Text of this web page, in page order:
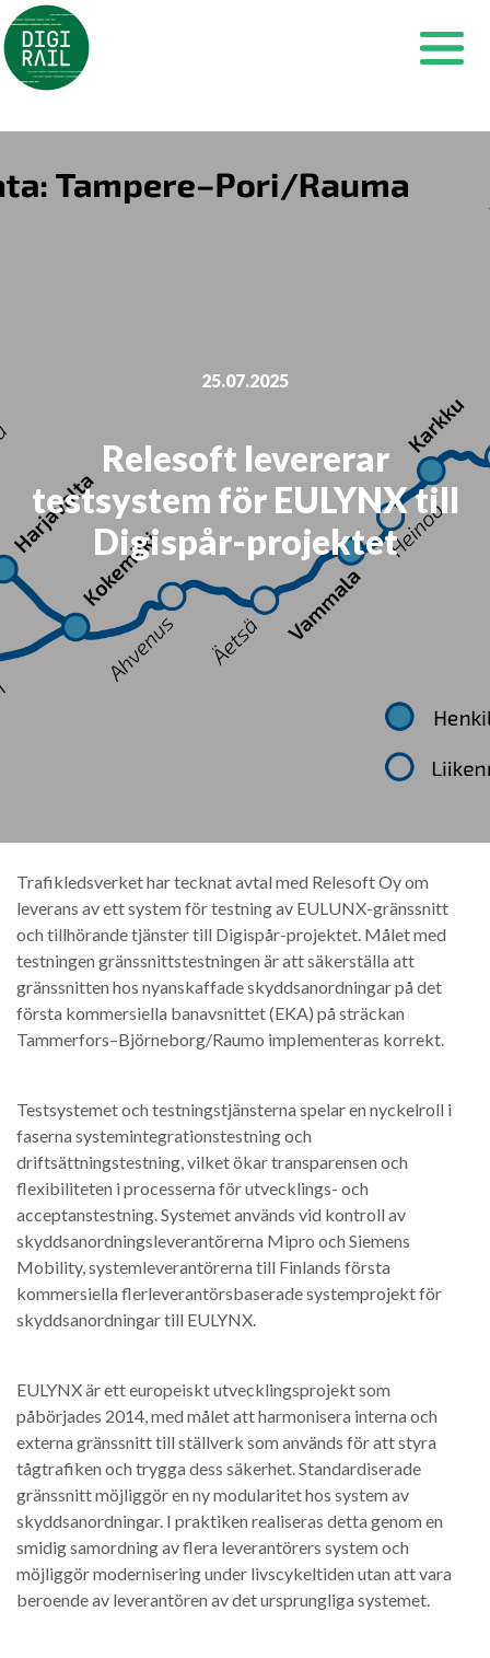
Siirry
sisältöön
25.07.2025
Relesoft levererar
testsystem för EULYNX till
Digispår-projektet
Trafikledsverket har tecknat avtal med Relesoft Oy om
leverans av ett system för testning av EULUNX-gränssnitt
och tillhörande tjänster till Digispår-projektet. Målet med
testningen gränssnittstestningen är att säkerställa att
gränssnitten hos nyanskaffade skyddsanordningar på det
första kommersiella banavsnittet (EKA) på sträckan
Tammerfors–Björneborg/Raumo implementeras korrekt.
Testsystemet och testningstjänsterna spelar en nyckelroll i
faserna systemintegrationstestning och
driftsättningstestning, vilket ökar transparensen och
flexibiliteten i processerna för utvecklings- och
acceptanstestning. Systemet används vid kontroll av
skyddsanordningsleverantörerna Mipro och Siemens
Mobility, systemleverantörerna till Finlands första
kommersiella flerleverantörsbaserade systemprojekt för
skyddsanordningar till EULYNX.
EULYNX är ett europeiskt utvecklingsprojekt som
påbörjades 2014, med målet att harmonisera interna och
externa gränssnitt till ställverk som används för att styra
tågtrafiken och trygga dess säkerhet. Standardiserade
gränssnitt möjliggör en ny modularitet hos system av
skyddsanordningar. I praktiken realiseras detta genom en
smidig samordning av flera leverantörers system och
möjliggör modernisering under livscykeltiden utan att vara
beroende av leverantören av det ursprungliga systemet.